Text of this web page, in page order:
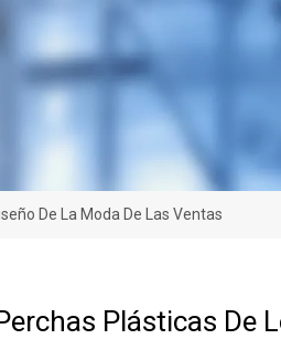
De La Moda De Las Ventas
Plásticas De